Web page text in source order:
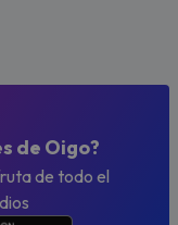
de Oigo?
de todo el